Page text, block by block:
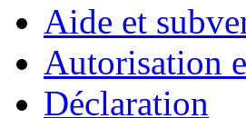
Aide et
Autorisation
Déclaration